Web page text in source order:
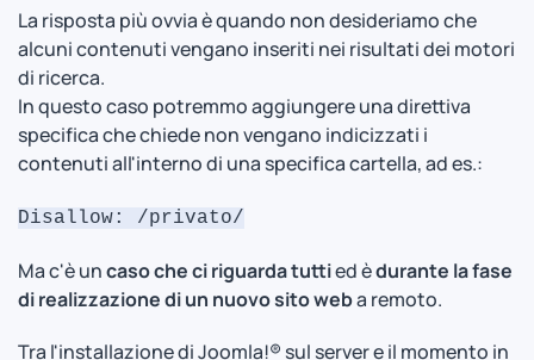
La risposta più ovvia è quando non desideriamo che
alcuni contenuti vengano inseriti nei risultati dei motori
di ricerca.
In questo caso potremmo aggiungere una direttiva
specifica che chiede non vengano indicizzati i
contenuti all'interno di una specifica cartella, ad es.:
Disallow: /privato/
Ma c'è uncaso che ci riguarda tuttied èdurante la fase
di realizzazione di un nuovo sito weba remoto.
Tra l'installazione di Joomla!® sul server e il momento in